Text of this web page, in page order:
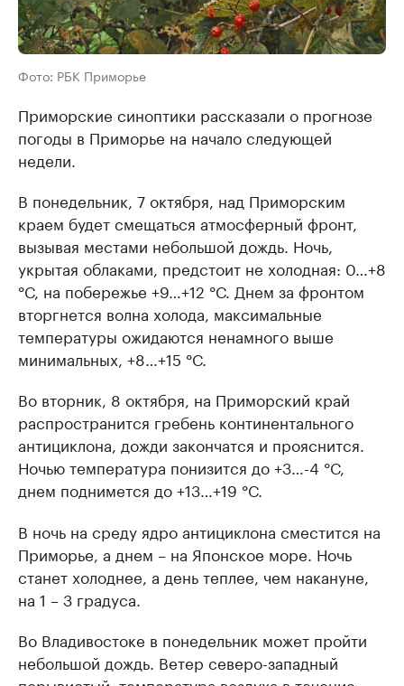
Фото: РБК Приморье
Приморские синоптики рассказали о прогнозе
погоды в Приморье на начало следующей
недели.
В понедельник, 7 октября, над Приморским
краем будет смещаться атмосферный фронт,
вызывая местами небольшой дождь. Ночь,
укрытая облаками, предстоит не холодная: 0…+8
°С, на побережье +9…+12 °С. Днем за фронтом
вторгнется волна холода, максимальные
температуры ожидаются ненамного выше
минимальных, +8…+15 °С.
Во вторник, 8 октября, на Приморский край
распространится гребень континентального
антициклона, дожди закончатся и прояснится.
Ночью температура понизится до +3…-4 °С,
днем поднимется до +13…+19 °С.
В ночь на среду ядро антициклона сместится на
Приморье, а днем – на Японское море. Ночь
станет холоднее, а день теплее, чем накануне,
на 1 – 3 градуса.
Во Владивостоке в понедельник может пройти
небольшой дождь. Ветер северо-западный